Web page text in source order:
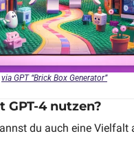
via GPT “Brick Box Generator”
GPT-4 nutzen?
du auch eine Vielfalt